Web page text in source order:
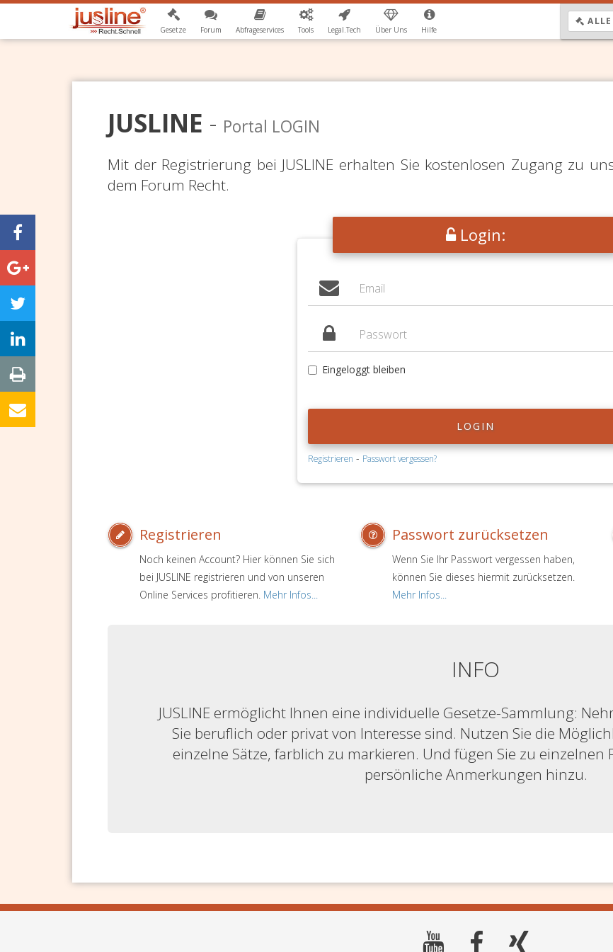
Gesetze Forum Abfrageservices Tools Legal.Tech Über Uns Hilfe
ALLE
JUSLINE - Portal LOGIN
Mit der Registrierung bei JUSLINE erhalten Sie kostenlosen Zugang zu
dem Forum Recht.
Login:
Eingeloggt bleiben
LOGIN
Registrieren - Passwort vergessen?
Registrieren
Noch keinen Account? Hier können Sie sich
bei JUSLINE registrieren und von unseren
Online Services profitieren. Mehr Infos...
Passwort zurücksetzen
Wenn Sie Ihr Passwort vergessen haben,
können Sie dieses hiermit zurücksetzen.
Mehr Infos...
INFO
JUSLINE ermöglicht Ihnen eine individuelle Gesetze-Sammlung:
Sie beruflich oder privat von Interesse sind. Nutzen Sie die
einzelne Sätze, farblich zu markieren. Und fügen Sie zu einzelnen
persönliche Anmerkungen hinzu.